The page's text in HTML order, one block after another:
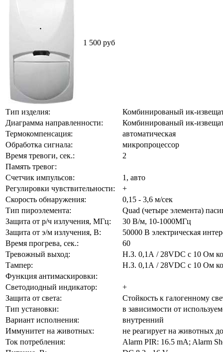
1 500 руб
Тип изделия:
Комбинированый ик-
Диаграмма направленности:
Комбинированый ик-
Термокомпенсация:
автоматическая
Обработка сигнала:
микропроцессор
Время тревоги, сек.:
2
Память тревог:
Счетчик импульсов:
1, авто
Регулировки чувствительности:
+
Скорость обнаружения:
0,15 - 3,6 м/сек
Тип пироэлемента:
Quad (четыре элемента)
Защита от р/ч излучения, МГц:
30 В/м, 10-1000МГц
Защита от э/м излучения, В:
50000 В электрическая
Время прогрева, сек.:
60
Тревожный выход:
Н.З. 0,1А / 28VDC с 10 Ом
Тампер:
Н.З. 0,1А / 28VDC с 10 Ом
Функция антимаскировки:
Светодиодный индикатор:
+
Защита от света:
Стойкость к галогенному
Тип установки:
в зависимости от
Вариант исполнения:
внутренний
Иммунитет на животных:
не реагирует на животных
Ток потребления:
Alarm PIR: 16.5 mA; Alarm